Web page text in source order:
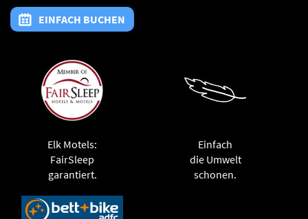
EINFACH BUCHEN
Elk Motels:
FairSleep
garantiert.
Einfach
die Umwelt
schonen.